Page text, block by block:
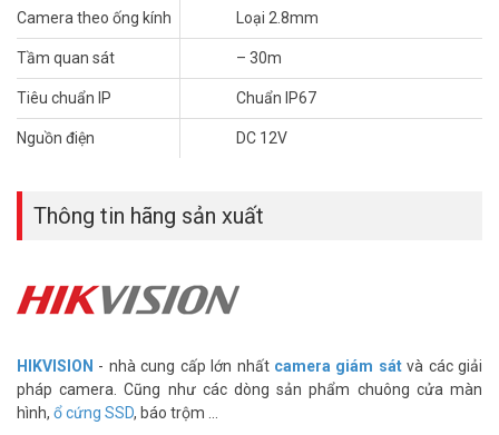
nhiêu loại?
Thông số kỹ thuật camera IP 2MP
Hikvision DS-2CD2021G1-I
– Chuẩn nén hình ảnh: H.265+, H.265, H.264+, H.264
– Cảm biến ảnh CMOS, kích thước 1/ 2.7”
– Độ nhạy sáng: Color: 0.01 Lux @(F1.2; AGC ON), 0.028 Lux @(F2.0;
AGC ON)
– Ống kính cố định: 2.8/4/6 mm.
– Tính năng thông minh: phát hiện vượt hàng rào ảo, phát hiện
xâm nhập, ROI: 1 vùng ưu tiên cho luồng chính.
– Nguồn 12VDC, PoE (802.3af, 36 – 57 V), 0.2 A – 0.1 A, max. 5.5
W
– Kích thước: 69.7 mm × 67.9 mm × 171.4 mm
– Xuất xứ: Trung Quốc
Camera theo ống kính Loại 2.8mm
Tầm quan sát – 30m
Tiêu chuẩn IP Chuẩn IP67
Nguồn điện DC 12V
Thông tin hãng sản xuất
HIKVISION - nhà cung cấp lớn nhất camera giám sátvà các giải
pháp camera. Cũng như các dòng sản phẩm chuông cửa màn
hình, ổ cứng SSD, báo trộm ...